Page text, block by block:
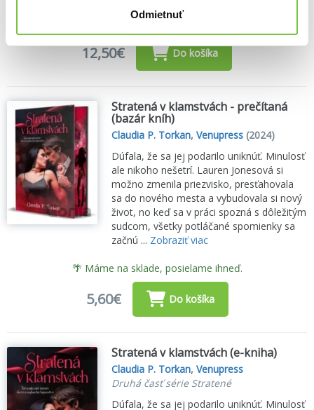
Odmietnuť
🌴 Máme na sklade, posielame ihneď.
12,50€ Do košíka
Stratená v klamstvách - prečítaná
(bazár kníh)
Claudia P. Torkan,Venupress (2024)
Dúfala, že sa jej podarilo uniknúť. Minulosť
ale nikoho nešetrí. Lauren Jonesová si
možno zmenila priezvisko, presťahovala
sa do nového mesta a vybudovala si nový
život, no keď sa v práci spozná s dôležitým
sudcom, všetky potláčané spomienky sa
začnú ... Zobraziť viac
🌴 Máme na sklade, posielame ihneď.
5,60€ Do košíka
Stratená v klamstvách (e-kniha)
Claudia P. Torkan,Venupress
Druhá časť série Stratené
Dúfala, že sa jej podarilo uniknúť. Minulosť